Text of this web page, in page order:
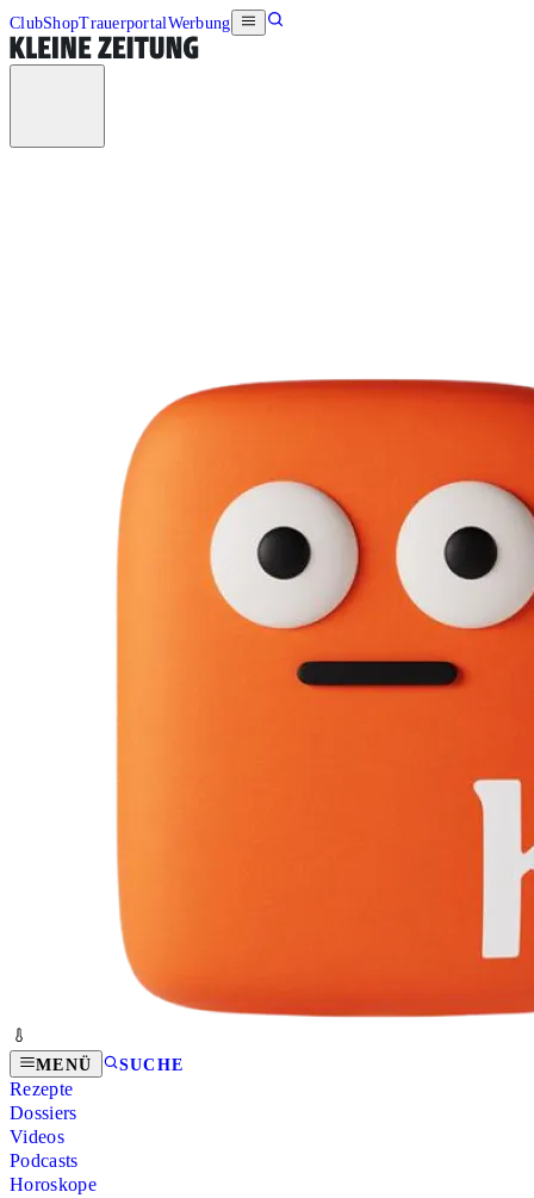
ClubShopTrauerportalWerbung
MENÜ SUCHE
Rezepte
Dossiers
Videos
Podcasts
Horoskope